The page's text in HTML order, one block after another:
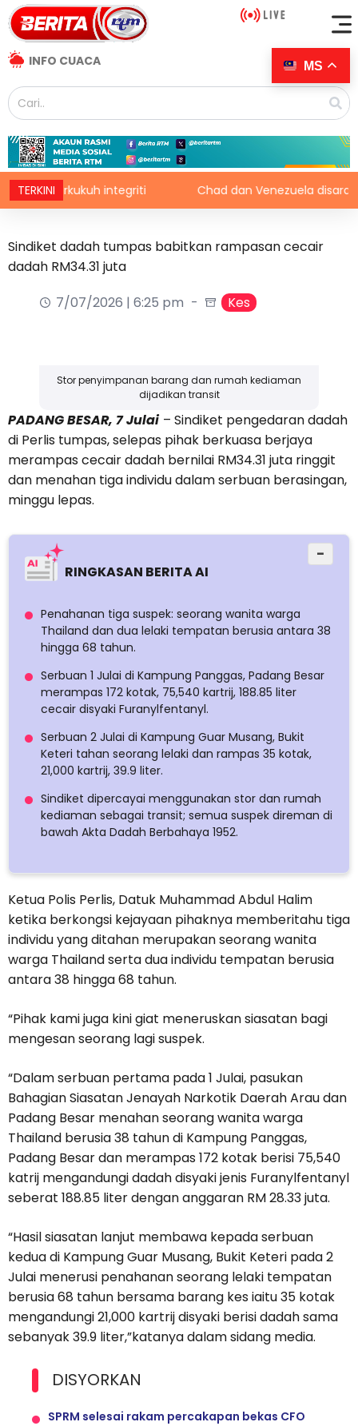
INFO CUACA
TERKINI
perkukuh integriti Chad dan Venezuela disaran
Sindiket dadah tumpas babitkan rampasan cecair
dadah RM34.31 juta
7/07/2026 | 6:25 pm
Kes
Stor penyimpanan barang dan rumah kediaman
dijadikan transit
PADANG BESAR, 7 Julai – Sindiket pengedaran dadah
di Perlis tumpas, selepas pihak berkuasa berjaya
merampas cecair dadah bernilai RM34.31 juta ringgit
dan menahan tiga individu dalam serbuan berasingan,
minggu lepas.
RINGKASAN BERITA AI
−
Penahanan tiga suspek: seorang wanita warga
Thailand dan dua lelaki tempatan berusia antara 38
hingga 68 tahun.
Serbuan 1 Julai di Kampung Panggas, Padang Besar
merampas 172 kotak, 75,540 kartrij, 188.85 liter
cecair disyaki Furanylfentanyl.
Serbuan 2 Julai di Kampung Guar Musang, Bukit
Keteri tahan seorang lelaki dan rampas 35 kotak,
21,000 kartrij, 39.9 liter.
Sindiket dipercayai menggunakan stor dan rumah
kediaman sebagai transit; semua suspek direman di
bawah Akta Dadah Berbahaya 1952.
Ketua Polis Perlis, Datuk Muhammad Abdul Halim
ketika berkongsi kejayaan pihaknya memberitahu tiga
individu yang ditahan merupakan seorang wanita
warga Thailand serta dua individu tempatan berusia
antara 38 hingga 68 tahun.
“Pihak kami juga kini giat meneruskan siasatan bagi
mengesan seorang lagi suspek.
“Dalam serbuan pertama pada 1 Julai, pasukan
Bahagian Siasatan Jenayah Narkotik Daerah Arau dan
Padang Besar menahan seorang wanita warga
Thailand berusia 38 tahun di Kampung Panggas,
Padang Besar dan merampas 172 kotak berisi 75,540
katrij mengandungi dadah disyaki jenis Furanylfentanyl
seberat 188.85 liter dengan anggaran RM 28.33 juta.
“Hasil siasatan lanjut membawa kepada serbuan
kedua di Kampung Guar Musang, Bukit Keteri pada 2
Julai menerusi penahanan seorang lelaki tempatan
berusia 68 tahun bersama barang kes iaitu 35 kotak
mengandungi 21,000 kartrij disyaki berisi dadah sama
sebanyak 39.9 liter,”katanya dalam sidang media.
DISYORKAN
SPRM selesai rakam percakapan bekas CFO
MS